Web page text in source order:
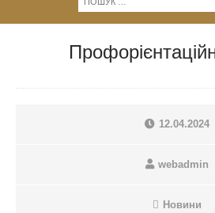
12.04.2024
webadmin
Новини